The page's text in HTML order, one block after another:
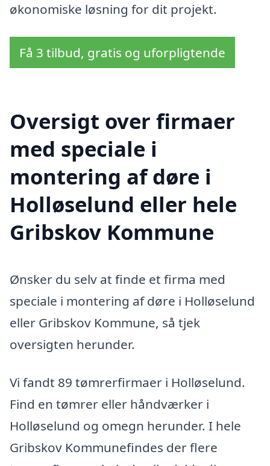
økonomiske løsning for dit projekt.
Få 3 tilbud, gratis og uforpligtende
Oversigt over firmaer
med speciale i
montering af døre i
Holløselund eller hele
Gribskov Kommune
Ønsker du selv at finde et firma med
speciale i montering af døre i Holløselund
eller Gribskov Kommune, så tjek
oversigten herunder.
Vi fandt 89 tømrerfirmaer i Holløselund.
Find en tømrer eller håndværker i
Holløselund og omegn herunder. I hele
Gribskov Kommunefindes der flere